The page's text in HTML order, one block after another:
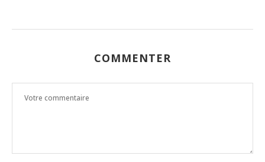
COMMENTER